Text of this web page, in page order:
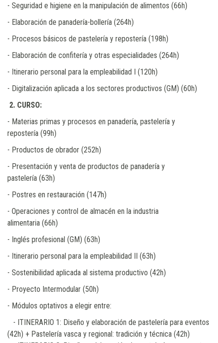
- Seguridad e higiene en la manipulación de alimentos (66h)
- Elaboración de panadería-bollería (264h)
- Procesos básicos de pastelería y repostería (198h)
- Elaboración de confitería y otras especialidades (264h)
- Itinerario personal para la empleabilidad I (120h)
- Digitalización aplicada a los sectores productivos (GM) (60h)
2. CURSO:
- Materias primas y procesos en panadería, pastelería y
repostería (99h)
- Productos de obrador (252h)
- Presentación y venta de productos de panadería y
pastelería (63h)
- Postres en restauración (147h)
- Operaciones y control de almacén en la industria
alimentaria (66h)
- Inglés profesional (GM) (63h)
- Itinerario personal para la empleabilidad II (63h)
- Sostenibilidad aplicada al sistema productivo (42h)
- Proyecto Intermodular (50h)
- Módulos optativos a elegir entre:
- ITINERARIO 1: Diseño y elaboración de pastelería para eventos
(42h) + Pastelería vasca y regional: tradición y técnica (42h)